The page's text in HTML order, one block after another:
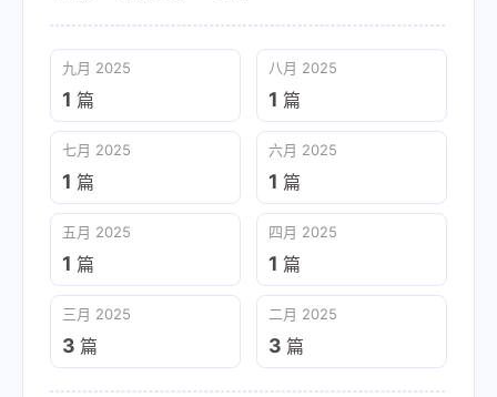
九月 2025
1 篇
八月 2025
1 篇
七月 2025
1 篇
六月 2025
1 篇
五月 2025
1 篇
四月 2025
1 篇
三月 2025
3 篇
二月 2025
3 篇